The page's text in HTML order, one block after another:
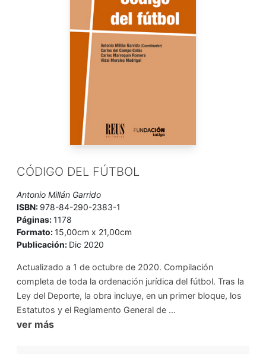
CÓDIGO DEL FÚTBOL
Antonio Millán Garrido
ISBN: 978-84-290-2383-1
Páginas:1178
Formato:15,00cm x 21,00cm
Publicación: Dic 2020
Actualizado a 1 de octubre de 2020. Compilación
completa de toda la ordenación jurídica del fútbol. Tras la
Ley del Deporte, la obra incluye, en un primer bloque, los
Estatutos y el Reglamento General de ...
ver más